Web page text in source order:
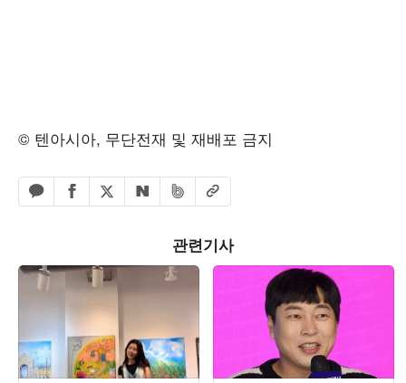
© 텐아시아, 무단전재 및 재배포 금지
카카오톡 공유하기
페이스북 공유하기
엑스 공유하기
네이버 공유하기
밴드 공유하기
URL복사
관련기사